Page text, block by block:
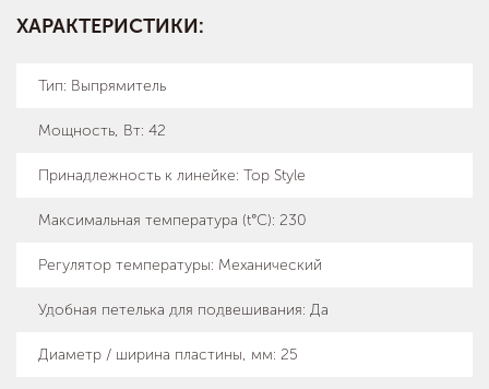
ХАРАКТЕРИСТИКИ:
Тип: Выпрямитель
Мощность, Вт: 42
Принадлежность к линейке: Top Style
Максимальная температура (t°C): 230
Регулятор температуры: Механический
Удобная петелька для подвешивания: Да
Диаметр / ширина пластины, мм: 25